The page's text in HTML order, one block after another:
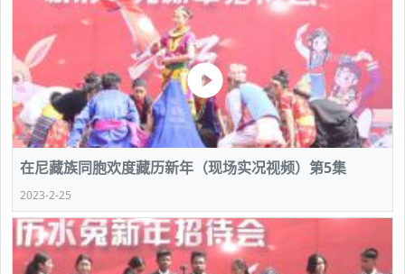
在尼藏族同胞欢度藏历新年（现场实况视频）第5集
2023-2-25